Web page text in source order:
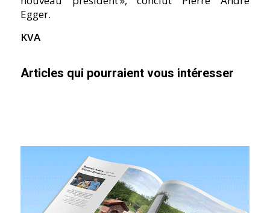
Egger.
KVA
Articles qui pourraient vous intéresser